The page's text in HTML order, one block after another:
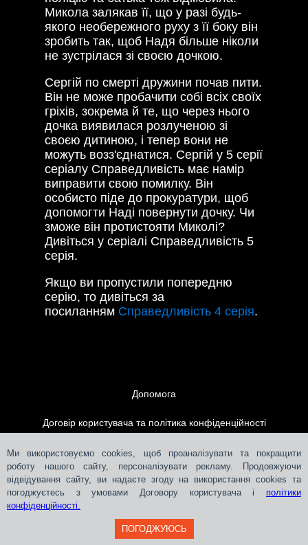
Ми використовуємо cookies, щоб проаналізувати та покращити
роботу нашого сайту, персоналізувати рекламу. Продовжуючи
відвідування сайту, ви надаєте згоду на використання cookies та
погоджуєтесь з умовами Договору користувача і політики
конфіденційності.
ПОГОДЖУЮСЬ
Микола залякав її, що у разі будь-
якого необережного руху з її боку він
зробить так, щоб Надя більше ніколи
не зустрілася зі своєю дочкою.
Сергій по смерті дружини почав пити.
Він не може пробачити собі всіх своїх
гріхів, зокрема й те, що через нього
дочка виявилася розлученою зі
своєю дитиною, і тепер вони не
можуть возз'єднатися. Сергій у 5 серії
серіалу Справедливість має намір
виправити свою помилку. Він
особисто піде до прокуратури, щоб
допомогти Наді повернути дочку. Чи
зможе він протистояти Миколі?
Дивіться у серіалі Справедливість 5
серія.
Якщо ви пропустили попередню
серію, то дивіться за
посиланням Справедливість 4 серія.
Допомога
Договір користувача та політика конфіденційності
Контакти
Розміщення реклами
Teleportal © 2018-2026СЛМ ОНЛАЙН МЕДІА